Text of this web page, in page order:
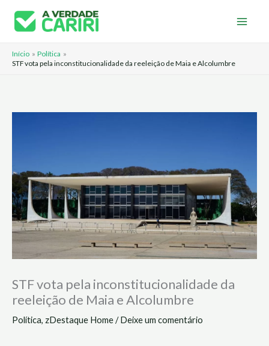
para
conteúdo
Início
Política
STF vota pela inconstitucionalidade da reeleição de Maia e Alcolumbre
STF vota pela inconstitucionalidade da
reeleição de Maia e Alcolumbre
Política, zDestaque Home/Deixe um comentário